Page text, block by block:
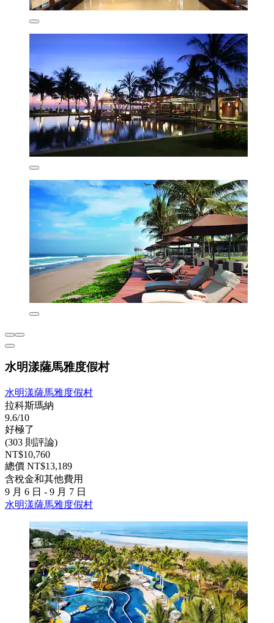
水明漾薩馬雅度假村
水明漾薩馬雅度假村
拉科斯瑪納
9.6/10
好極了
(303 則評論)
NT$10,760
總價 NT$13,189
含稅金和其他費用
9 月 6 日 - 9 月 7 日
水明漾薩馬雅度假村